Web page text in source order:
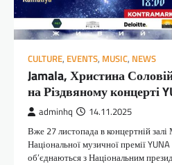
CULTURE, EVENTS, MUSIC, NEWS
Jamala, Христина
на Різдвяному концерті
adminhq 14.11.2025
Вже 27 листопада в концертній
Національної музичної премії
об’єднаються з Національним